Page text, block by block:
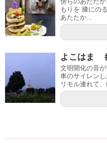
もりを 膝にの
あたたか...
よこはま
文明開化の音
車のサイレン
リモル連れて